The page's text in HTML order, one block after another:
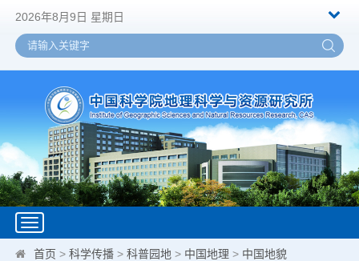
2026年8月9日 星期日
Toggle
navigation
首页 >科学传播 >科普园地 > 中国地理 > 中国地貌